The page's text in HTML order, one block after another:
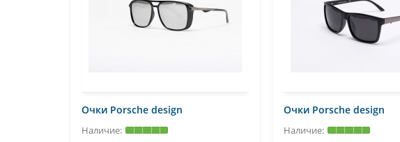
Очки Porsche design Очки Porsche design